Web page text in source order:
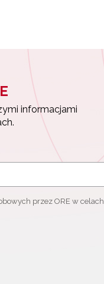
informacjami
przez ORE w celach